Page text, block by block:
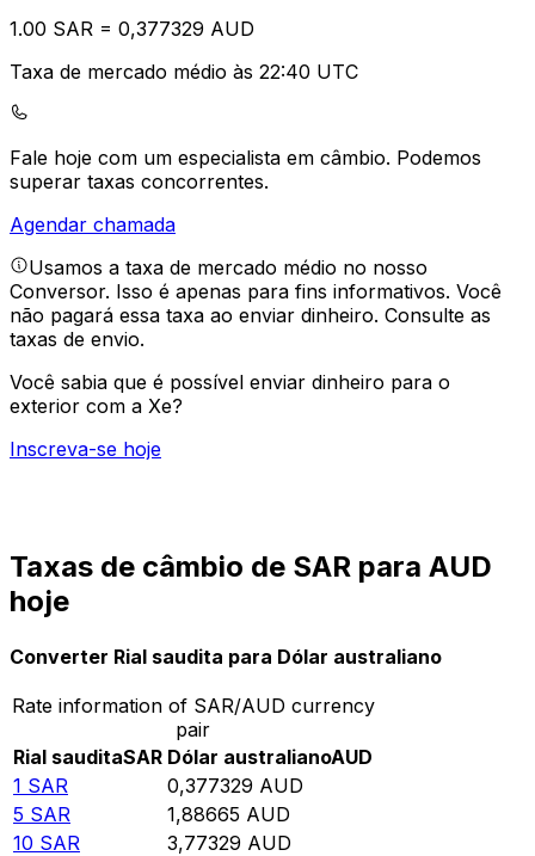
1.00 SAR = 0,377329 AUD
Taxa de mercado médio às 22:40 UTC
Fale hoje com um especialista em câmbio. Podemos
superar taxas concorrentes.
Agendar chamada
Usamos a taxa de mercado médio no nosso
Conversor. Isso é apenas para fins informativos. Você
não pagará essa taxa ao enviar dinheiro. Consulte as
taxas de envio.
Você sabia que é possível enviar dinheiro para o
exterior com a Xe?
Inscreva-se hoje
Taxas de câmbio de SAR para AUD
hoje
Converter Rial saudita para Dólar australiano
Rate information of SAR/AUD currency
pair
Rial sauditaSAR Dólar australianoAUD
1 SAR 0,377329 AUD
5 SAR 1,88665 AUD
10 SAR 3,77329 AUD